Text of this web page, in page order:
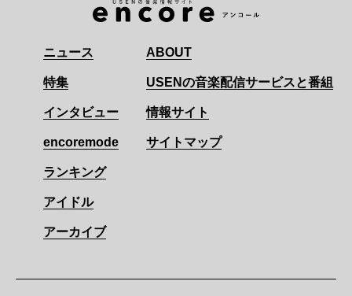
ニュース
特集
インタビュー
encoremode
ランキング
アイドル
アーカイブ
ABOUT
USENの音楽配信サービスと番組
情報サイト
サイトマップ